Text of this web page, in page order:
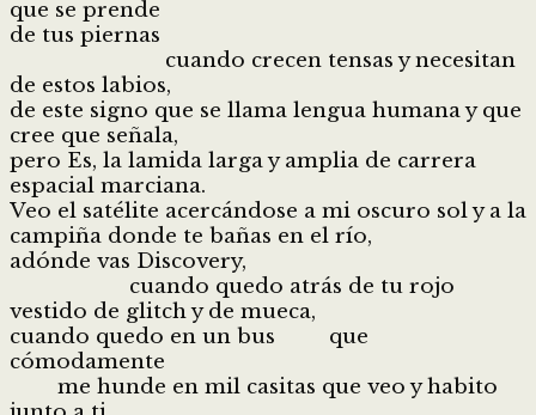
que se prende
de tus piernas
cuando crecen tensas y necesitan
de estos labios,
de este signo que se llama lengua humana y que
cree que señala,
pero Es, la lamida larga y amplia de carrera
espacial marciana.
Veo el satélite acercándose a mi oscuro sol y a la
campiña donde te bañas en el río,
adónde vas Discovery,
cuando quedo atrás de tu rojo
vestido de glitch y de mueca,
cuando quedo en un bus que
cómodamente
me hunde en mil casitas que veo y habito